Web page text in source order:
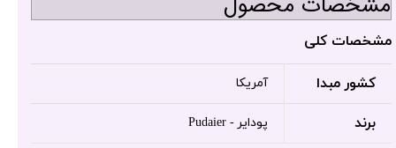
مشخصات کلی
کشور مبدا آمریکا
برند پودایر - Pudaier